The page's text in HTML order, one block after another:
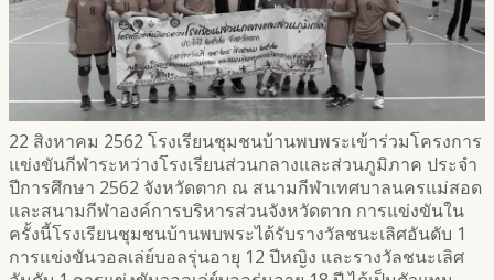
22 สิงหาคม 2562 โรงเรียนชุมชนบ้านพบพระเข้าร่วมโครงการ
แข่งขันกีฬาระหว่างโรงเรียนส่วนกลางและส่วนภูมิภาค ประจำ
ปีการศึกษา 2562 จังหวัดตาก ณ สนามกีฬาเทศบาลนครแม่สอด
และสนามกีฬาองค์การบริหารส่วนจังหวัดตาก การแข่งขันใน
ครั้งนี้โรงเรียนชุมชนบ้านพบพระได้รับรางวัลชนะเลิศอันดับ 1
การแข่งขันวอลเล่ย์บอลรุ่นอายุ 12 ปีหญิง และรางวัลชนะเลิศ